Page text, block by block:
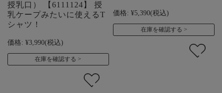
授乳口） 【6111124】 授
乳ケープみたいに使えるT
シャツ！
価格: ¥3,990(税込)
在庫を確認する
価格: ¥5,390(税込)
在庫を確認する